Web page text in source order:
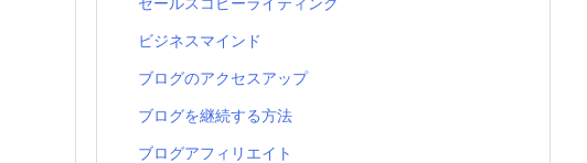
ビジネスマインド
ブログのアクセスアップ
ブログを継続する方法
ブログアフィリエイト